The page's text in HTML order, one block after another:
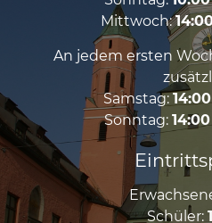
Mittwoch:
An jedem ersten
Samstag:
Sonntag:
Schüler: